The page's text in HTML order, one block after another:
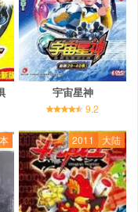
宇宙星神
9.2
2011 大陆